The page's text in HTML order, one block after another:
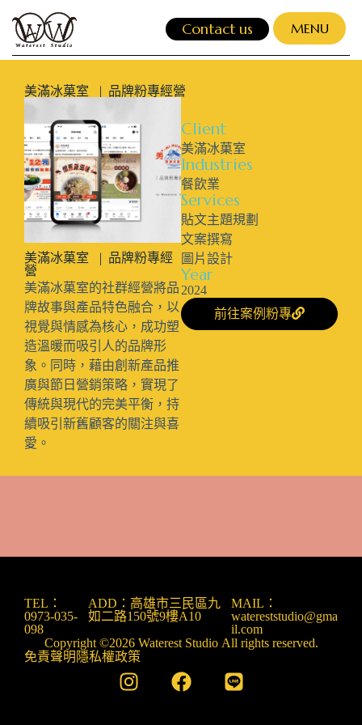
跳
至
主
內
Contact us
MENU
CLOSE
美滿冰菓室 | 品牌粉專經營
Client
美滿冰菓室
Industries
餐飲業
Services
貼文主題規劃
文案撰寫
圖片設計
Year
2024
前往案例粉專
美滿冰菓室 | 品牌粉專經
營
美滿冰菓室的社群經營將品
牌故事與產品特色融合，以
視覺與情感為核心，成功塑
造溫暖而吸引人的品牌形
象。同時，藉由創新產品推
廣與節日營銷策略，實現了
傳統與現代的完美平衡，持
續吸引新舊顧客的關注與喜
愛。
TEL：
0973-035-
098
ADD：高雄市三民區九
如二路150號9樓A10
MAIL：
watereststudio@gma
il.com
Copyright ©2026 Waterest Studio All rights reserved.
免責聲明 隱私權政策